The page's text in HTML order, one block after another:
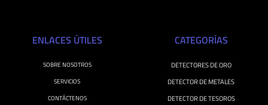
ENLACES ÚTILES
SOBRE NOSOTROS
SERVICIOS
CONTÁCTENOS
CATEGORÍAS
DETECTORES DE ORO
DETECTOR DE METALES
DETECTOR DE TESOROS